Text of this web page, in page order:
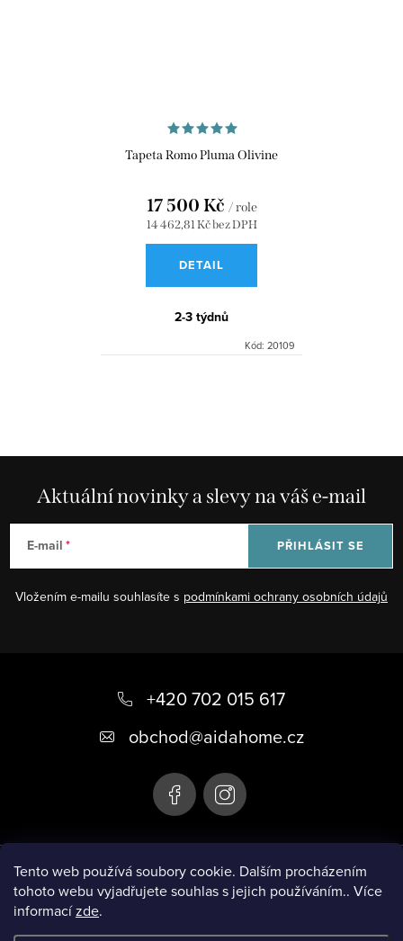
Tento web používá soubory cookie. Dalším procházením
tohoto webu vyjadřujete souhlas s jejich používáním.. Více
informacízde.
Tapeta Romo Pluma Olivine
14 462,81 Kč bez DPH
17 500 Kč / role
DETAIL
2-3 týdnů
Kód: 20109
á
r
Aktuální novinky a slevy na váš e-mail
E-mail
Vložením e-mailu souhlasíte s podmínkami ochrany osobních údajů
PŘIHLÁSIT SE
Instagram
+420 702 015 617
obchod@aidahome.cz
Informace pro vás